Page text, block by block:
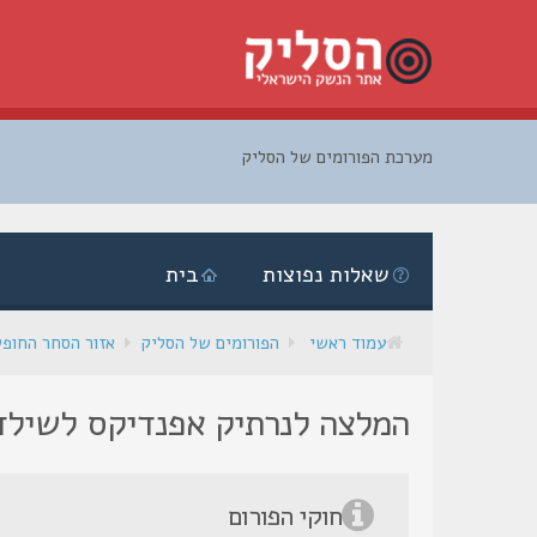
מערכת הפורומים של הסליק
בית שאלות נפוצות
עמוד ראשי הפורומים של הסליק אזור הסחר
המלצה לנרתיק אפנדיקס
חוקי הפורום